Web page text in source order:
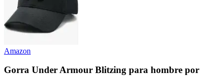
Amazon
Gorra Under Armour Blitzing para hombre por